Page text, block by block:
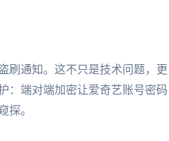
刷通知。这不只是技术问题，更
：端对端加密让爱奇艺账号密码
探。